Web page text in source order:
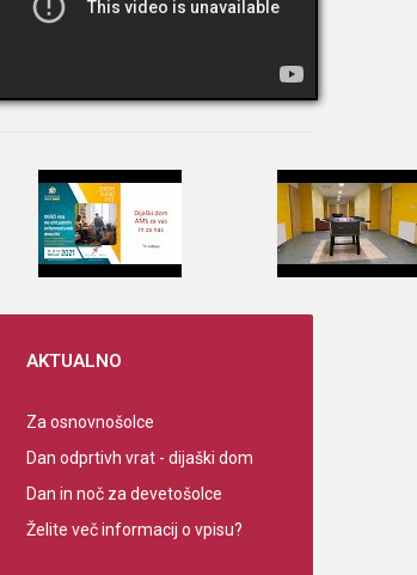
AKTUALNO
Za osnovnošolce
Dan odprtivh vrat - dijaški dom
Dan in noč za devetošolce
Želite več informacij o vpisu?